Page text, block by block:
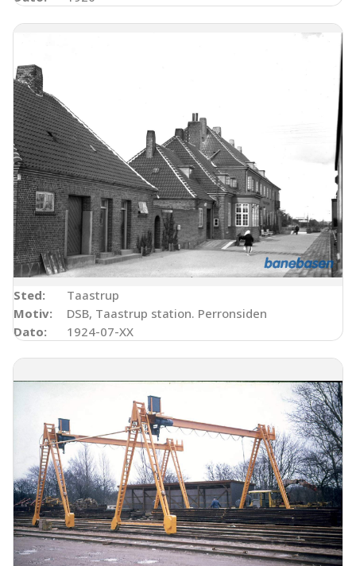
Sted:
Taastrup
Motiv:
DSB, Taastrup station. Perronsiden
Dato:
1924-07-XX